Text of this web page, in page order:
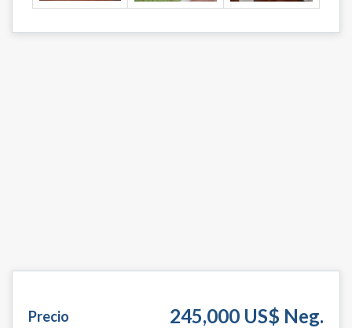
Precio 245,000 US$ Neg.